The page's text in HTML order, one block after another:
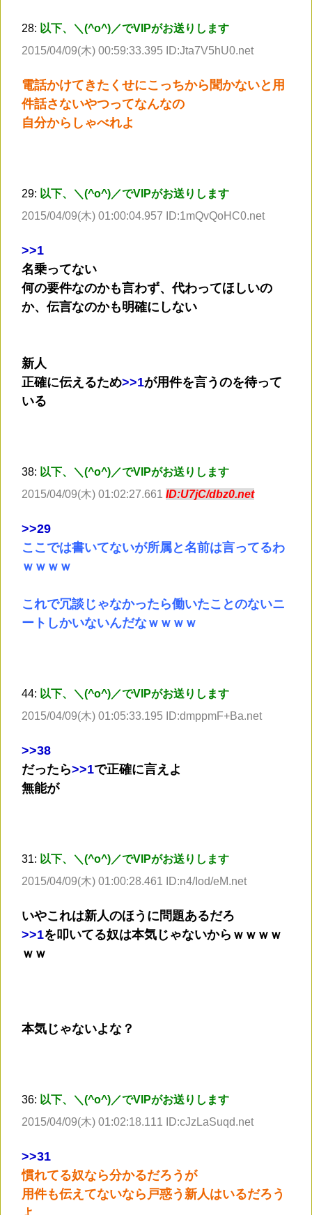
28: 以下、＼(^o^)／でVIPがお送りします
2015/04/09(木) 00:59:33.395 ID:Jta7V5hU0.net
電話かけてきたくせにこっちから聞かないと用
件話さないやつってなんなの
自分からしゃべれよ
29: 以下、＼(^o^)／でVIPがお送りします
2015/04/09(木) 01:00:04.957 ID:1mQvQoHC0.net
>>1
名乗ってない
何の要件なのかも言わず、代わってほしいの
か、伝言なのかも明確にしない
新人
正確に伝えるため>>1が用件を言うのを待って
いる
38: 以下、＼(^o^)／でVIPがお送りします
2015/04/09(木) 01:02:27.661 ID:U7jC/dbz0.net
>>29
ここでは書いてないが所属と名前は言ってるわ
ｗｗｗｗ
これで冗談じゃなかったら働いたことのないニ
ートしかいないんだなｗｗｗｗ
44: 以下、＼(^o^)／でVIPがお送りします
2015/04/09(木) 01:05:33.195 ID:dmppmF+Ba.net
>>38
だったら>>1で正確に言えよ
無能が
31: 以下、＼(^o^)／でVIPがお送りします
2015/04/09(木) 01:00:28.461 ID:n4/Iod/eM.net
いやこれは新人のほうに問題あるだろ
>>1を叩いてる奴は本気じゃないからｗｗｗｗ
ｗｗ
本気じゃないよな？
36: 以下、＼(^o^)／でVIPがお送りします
2015/04/09(木) 01:02:18.111 ID:cJzLaSuqd.net
>>31
慣れてる奴なら分かるだろうが
用件も伝えてないなら戸惑う新人はいるだろう